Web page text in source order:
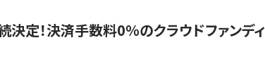
決定！決済手数料0％のクラウドファン